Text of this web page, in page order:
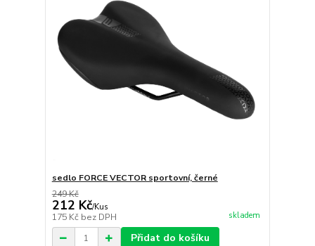
sedlo FORCE VECTOR sportovní, černé
249 Kč
212 Kč/Kus
175 Kč bez DPH skladem
Přidat do košíku